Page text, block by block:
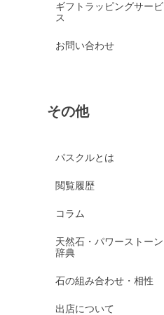
ギフトラッピングサービ
ス
お問い合わせ
その他
パスクルとは
閲覧履歴
コラム
天然石・パワーストーン
辞典
石の組み合わせ・相性
出店について